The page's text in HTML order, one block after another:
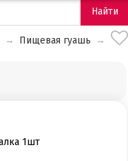
Найти
→ Пищевая гуашь →